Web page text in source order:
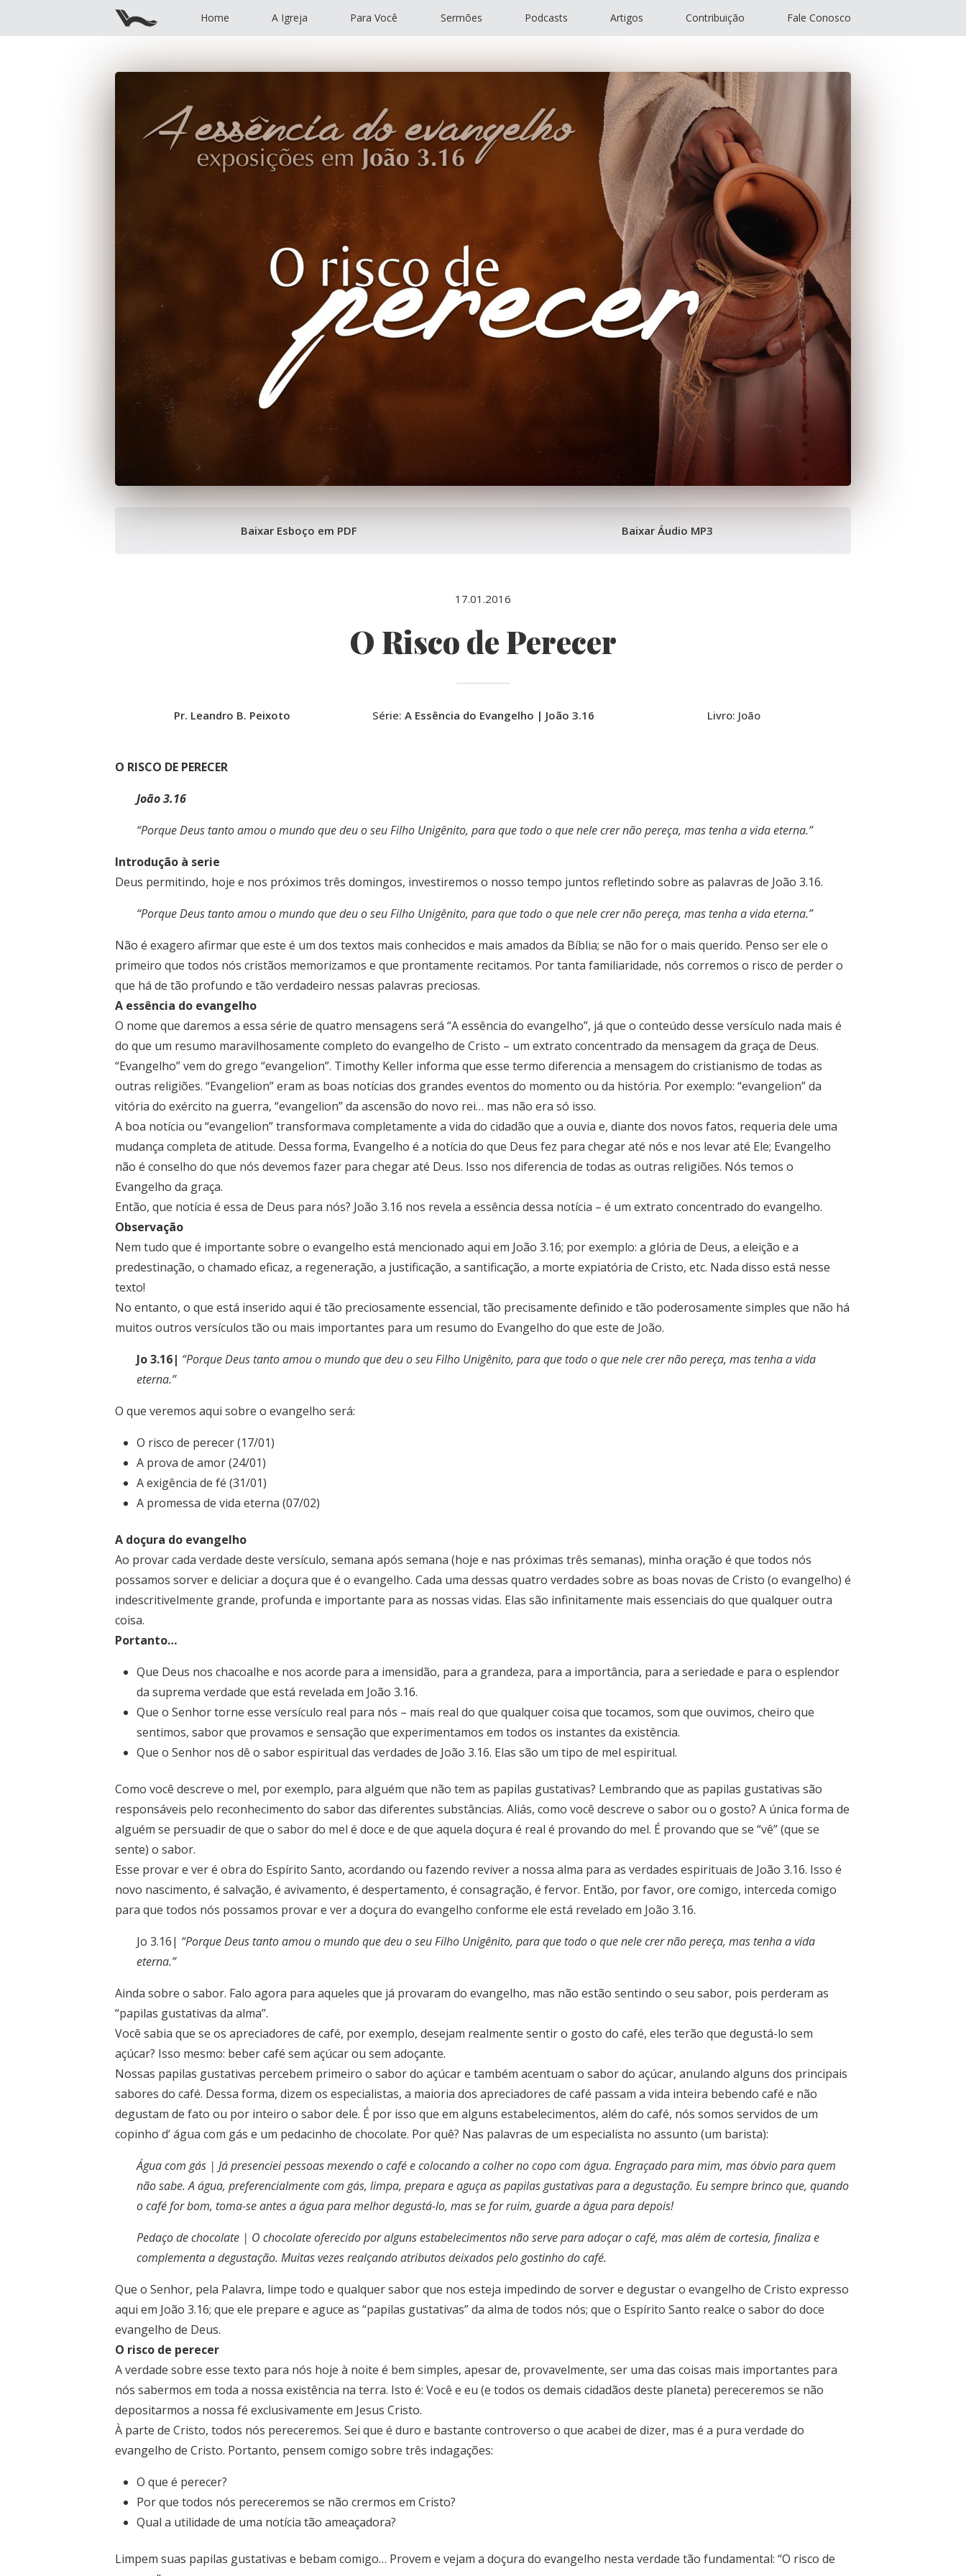
Home A Igreja Para Você Sermões Podcasts Artigos Contribuição Fale Conosco
Baixar Esboço em PDF Baixar Áudio MP3
17.01.2016
O Risco de Perecer
Pr. Leandro B. Peixoto Série: A Essência do Evangelho | João 3.16 Livro: João
O RISCO DE PERECER
João 3.16
“Porque Deus tanto amou o mundo que deu o seu Filho Unigênito, para que todo o que nele crer não pereça, mas tenha a vida eterna.”
Introdução à serie
Deus permitindo, hoje e nos próximos três domingos, investiremos o nosso tempo juntos refletindo sobre as palavras de João 3.16.
“Porque Deus tanto amou o mundo que deu o seu Filho Unigênito, para que todo o que nele crer não pereça, mas tenha a vida eterna.”
Não é exagero afirmar que este é um dos textos mais conhecidos e mais amados da Bíblia; se não for o mais querido. Penso ser ele o
primeiro que todos nós cristãos memorizamos e que prontamente recitamos. Por tanta familiaridade, nós corremos o risco de perder o
que há de tão profundo e tão verdadeiro nessas palavras preciosas.
A essência do evangelho
O nome que daremos a essa série de quatro mensagens será “A essência do evangelho”, já que o conteúdo desse versículo nada mais é
do que um resumo maravilhosamente completo do evangelho de Cristo – um extrato concentrado da mensagem da graça de Deus.
“Evangelho” vem do grego “evangelion”. Timothy Keller informa que esse termo diferencia a mensagem do cristianismo de todas as
outras religiões. “Evangelion” eram as boas notícias dos grandes eventos do momento ou da história. Por exemplo: “evangelion” da
vitória do exército na guerra, “evangelion” da ascensão do novo rei… mas não era só isso.
A boa notícia ou “evangelion” transformava completamente a vida do cidadão que a ouvia e, diante dos novos fatos, requeria dele uma
mudança completa de atitude. Dessa forma, Evangelho é a notícia do que Deus fez para chegar até nós e nos levar até Ele; Evangelho
não é conselho do que nós devemos fazer para chegar até Deus. Isso nos diferencia de todas as outras religiões. Nós temos o
Evangelho da graça.
Então, que notícia é essa de Deus para nós? João 3.16 nos revela a essência dessa notícia – é um extrato concentrado do evangelho.
Observação
Nem tudo que é importante sobre o evangelho está mencionado aqui em João 3.16; por exemplo: a glória de Deus, a eleição e a
predestinação, o chamado eficaz, a regeneração, a justificação, a santificação, a morte expiatória de Cristo, etc. Nada disso está nesse
texto!
No entanto, o que está inserido aqui é tão preciosamente essencial, tão precisamente definido e tão poderosamente simples que não há
muitos outros versículos tão ou mais importantes para um resumo do Evangelho do que este de João.
Jo 3.16| “Porque Deus tanto amou o mundo que deu o seu Filho Unigênito, para que todo o que nele crer não pereça, mas tenha a vida
eterna.”
O que veremos aqui sobre o evangelho será:
O risco de perecer (17/01)
A prova de amor (24/01)
A exigência de fé (31/01)
A promessa de vida eterna (07/02)
A doçura do evangelho
Ao provar cada verdade deste versículo, semana após semana (hoje e nas próximas três semanas), minha oração é que todos nós
possamos sorver e deliciar a doçura que é o evangelho. Cada uma dessas quatro verdades sobre as boas novas de Cristo (o evangelho) é
indescritivelmente grande, profunda e importante para as nossas vidas. Elas são infinitamente mais essenciais do que qualquer outra
coisa.
Portanto…
Que Deus nos chacoalhe e nos acorde para a imensidão, para a grandeza, para a importância, para a seriedade e para o esplendor
da suprema verdade que está revelada em João 3.16.
Que o Senhor torne esse versículo real para nós – mais real do que qualquer coisa que tocamos, som que ouvimos, cheiro que
sentimos, sabor que provamos e sensação que experimentamos em todos os instantes da existência.
Que o Senhor nos dê o sabor espiritual das verdades de João 3.16. Elas são um tipo de mel espiritual.
Como você descreve o mel, por exemplo, para alguém que não tem as papilas gustativas? Lembrando que as papilas gustativas são
responsáveis pelo reconhecimento do sabor das diferentes substâncias. Aliás, como você descreve o sabor ou o gosto? A única forma de
alguém se persuadir de que o sabor do mel é doce e de que aquela doçura é real é provando do mel. É provando que se “vê” (que se
sente) o sabor.
Esse provar e ver é obra do Espírito Santo, acordando ou fazendo reviver a nossa alma para as verdades espirituais de João 3.16. Isso é
novo nascimento, é salvação, é avivamento, é despertamento, é consagração, é fervor. Então, por favor, ore comigo, interceda comigo
para que todos nós possamos provar e ver a doçura do evangelho conforme ele está revelado em João 3.16.
Jo 3.16| “Porque Deus tanto amou o mundo que deu o seu Filho Unigênito, para que todo o que nele crer não pereça, mas tenha a vida
eterna.”
Ainda sobre o sabor. Falo agora para aqueles que já provaram do evangelho, mas não estão sentindo o seu sabor, pois perderam as
“papilas gustativas da alma”.
Você sabia que se os apreciadores de café, por exemplo, desejam realmente sentir o gosto do café, eles terão que degustá-lo sem
açúcar? Isso mesmo: beber café sem açúcar ou sem adoçante.
Nossas papilas gustativas percebem primeiro o sabor do açúcar e também acentuam o sabor do açúcar, anulando alguns dos principais
sabores do café. Dessa forma, dizem os especialistas, a maioria dos apreciadores de café passam a vida inteira bebendo café e não
degustam de fato ou por inteiro o sabor dele. É por isso que em alguns estabelecimentos, além do café, nós somos servidos de um
copinho d’ água com gás e um pedacinho de chocolate. Por quê? Nas palavras de um especialista no assunto (um barista):
Água com gás | Já presenciei pessoas mexendo o café e colocando a colher no copo com água. Engraçado para mim, mas óbvio para quem
não sabe. A água, preferencialmente com gás, limpa, prepara e aguça as papilas gustativas para a degustação. Eu sempre brinco que, quando
o café for bom, toma-se antes a água para melhor degustá-lo, mas se for ruim, guarde a água para depois!
Pedaço de chocolate | O chocolate oferecido por alguns estabelecimentos não serve para adoçar o café, mas além de cortesia, finaliza e
complementa a degustação. Muitas vezes realçando atributos deixados pelo gostinho do café.
Que o Senhor, pela Palavra, limpe todo e qualquer sabor que nos esteja impedindo de sorver e degustar o evangelho de Cristo expresso
aqui em João 3.16; que ele prepare e aguce as “papilas gustativas” da alma de todos nós; que o Espírito Santo realce o sabor do doce
evangelho de Deus.
O risco de perecer
A verdade sobre esse texto para nós hoje à noite é bem simples, apesar de, provavelmente, ser uma das coisas mais importantes para
nós sabermos em toda a nossa existência na terra. Isto é: Você e eu (e todos os demais cidadãos deste planeta) pereceremos se não
depositarmos a nossa fé exclusivamente em Jesus Cristo.
À parte de Cristo, todos nós pereceremos. Sei que é duro e bastante controverso o que acabei de dizer, mas é a pura verdade do
evangelho de Cristo. Portanto, pensem comigo sobre três indagações:
O que é perecer?
Por que todos nós pereceremos se não crermos em Cristo?
Qual a utilidade de uma notícia tão ameaçadora?
Limpem suas papilas gustativas e bebam comigo… Provem e vejam a doçura do evangelho nesta verdade tão fundamental: “O risco de